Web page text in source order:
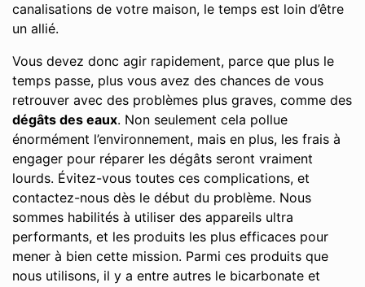
canalisations de votre maison, le temps est loin d’être
un allié.
Vous devez donc agir rapidement, parce que plus le
temps passe, plus vous avez des chances de vous
retrouver avec des problèmes plus graves, comme des
dégâts des eaux. Non seulement cela pollue
énormément l’environnement, mais en plus, les frais à
engager pour réparer les dégâts seront vraiment
lourds. Évitez-vous toutes ces complications, et
contactez-nous dès le début du problème. Nous
sommes habilités à utiliser des appareils ultra
performants, et les produits les plus efficaces pour
mener à bien cette mission. Parmi ces produits que
nous utilisons, il y a entre autres le bicarbonate et